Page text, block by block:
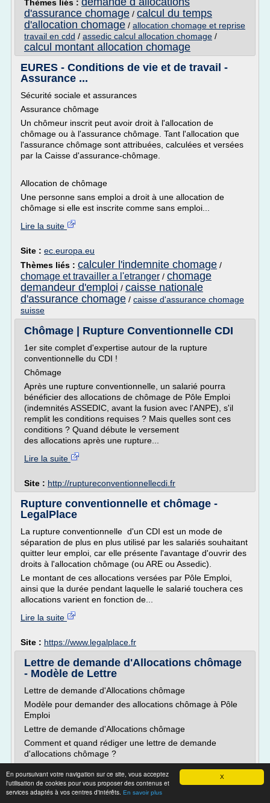
X
En poursuivant votre navigation sur ce site, vous acceptez
l'utilisation de cookies pour vous proposer des contenus et
services adaptés à vos centres d'intérêts. En savoir plus
Thèmes liés :
d'assurance chomage / calcul du temps
d'allocation chomage / allocation chomage et reprise
travail en cdd / assedic calcul allocation chomage /
calcul montant allocation chomage
EURES - Conditions de vie et de travail -
Assurance ...
Sécurité sociale et assurances
Assurance chômage
Un chômeur inscrit peut avoir droit à l'allocation de
chômage ou à l'assurance chômage. Tant l'allocation que
l'assurance chômage sont attribuées, calculées et versées
par la Caisse d'assurance-chômage.
Allocation de chômage
Une personne sans emploi a droit à une allocation de
chômage si elle est inscrite comme sans emploi...
Lire la suite
Site : ec.europa.eu
Thèmes liés : calculer l'indemnite chomage /
chomage et travailler a l'etranger / chomage
demandeur d'emploi / caisse nationale
d'assurance chomage / caisse d'assurance chomage
suisse
Chômage | Rupture Conventionnelle CDI
1er site complet d'expertise autour de la rupture
conventionnelle du CDI !
Chômage
Après une rupture conventionnelle, un salarié pourra
bénéficier des allocations de chômage de Pôle Emploi
(indemnités ASSEDIC, avant la fusion avec l'ANPE), s'il
remplit les conditions requises ? Mais quelles sont ces
conditions ? Quand débute le versement
des allocations après une rupture...
Lire la suite
Site : http://ruptureconventionnellecdi.fr
Rupture conventionnelle et chômage -
LegalPlace
La rupture conventionnelle d'un CDI est un mode de
séparation de plus en plus utilisé par les salariés souhaitant
quitter leur emploi, car elle présente l'avantage d'ouvrir des
droits à l'allocation chômage (ou ARE ou Assedic).
Le montant de ces allocations versées par Pôle Emploi,
ainsi que la durée pendant laquelle le salarié touchera ces
allocations varient en fonction de...
Lire la suite
Site : https://www.legalplace.fr
Lettre de demande d'Allocations chômage
- Modèle de Lettre
Lettre de demande d'Allocations chômage
Modèle pour demander des allocations chômage à Pôle
Emploi
Lettre de demande d'Allocations chômage
Comment et quand rédiger une lettre de demande
d'allocations chômage ?
En cas de perte d'emploi, chaque citoyen peut prétendre
aux allocations chômage Pôle emploi. Pour demander à
ouvrir vos droits aux allocations chômage, il convient